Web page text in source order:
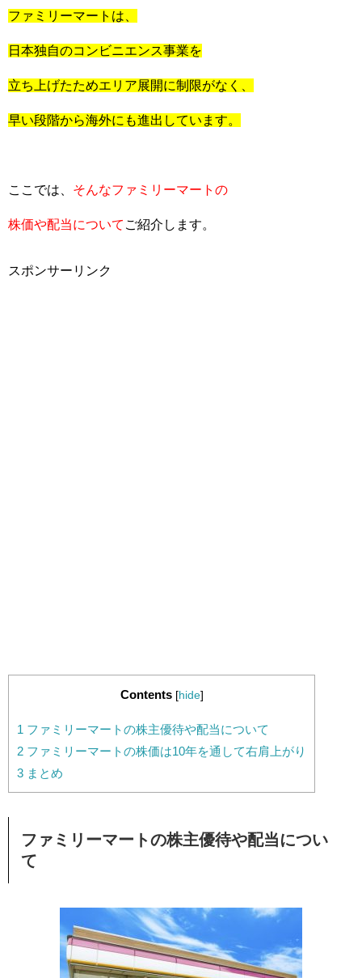
ファミリーマートは、
日本独自のコンビニエンス事業を
立ち上げたためエリア展開に制限がなく、
早い段階から海外にも進出しています。
ここでは、 そんなファミリーマートの
株価や配当について ご紹介します。
スポンサーリンク
Contents [hide]
1 ファミリーマートの株主優待や配当について
2 ファミリーマートの株価は10年を通して右肩上がり
3 まとめ
ファミリーマートの株主優待や配当につい
て